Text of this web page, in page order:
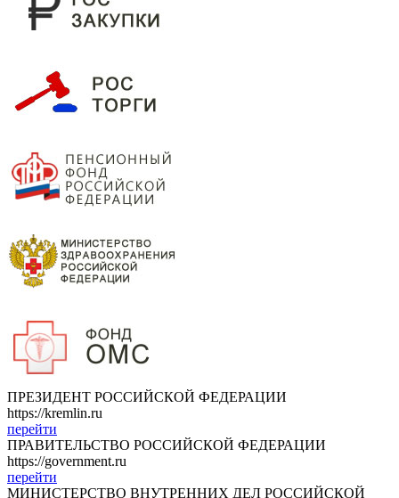
ПРЕЗИДЕНТ РОССИЙСКОЙ ФЕДЕРАЦИИ
https://kremlin.ru
перейти
ПРАВИТЕЛЬСТВО РОССИЙСКОЙ ФЕДЕРАЦИИ
https://government.ru
перейти
МИНИСТЕРСТВО ВНУТРЕННИХ ДЕЛ РОССИЙСКОЙ